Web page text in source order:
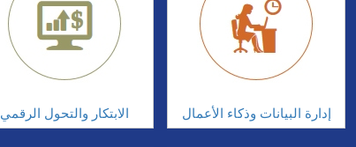
الابتكار والتحول الرقمي إدارة البيانات وذكاء الأعمال